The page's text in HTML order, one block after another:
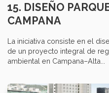
15. DISEÑO
CAMPANA
La iniciativa consiste en el
de un proyecto integral de
ambiental en Campana–Alta...